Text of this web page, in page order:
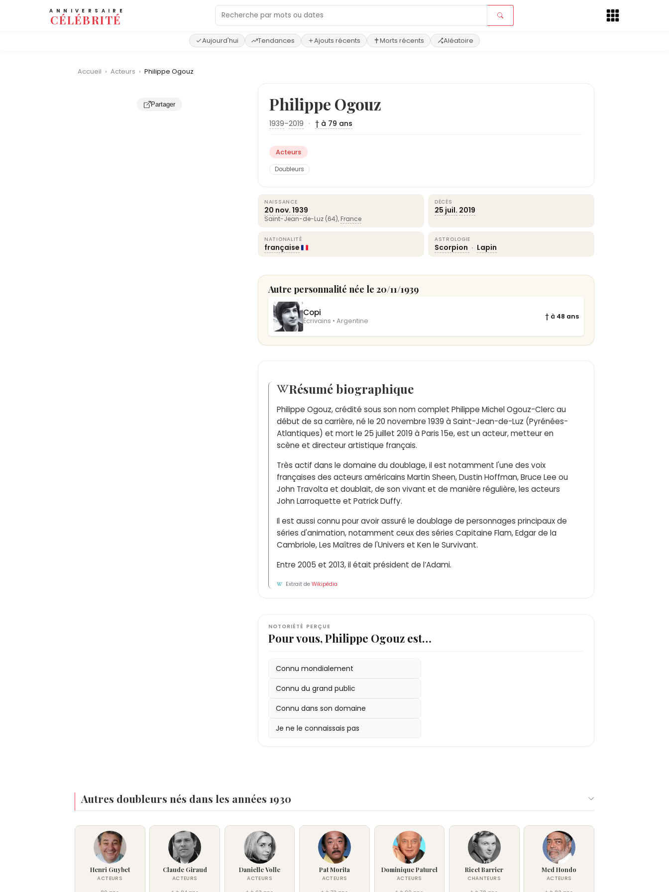
ANNIVERSAIRE
CÉLÉBRITÉ
Aujourd'hui Tendances Ajouts récents Morts récents Aléatoire
Accueil › Acteurs › Philippe Ogouz
Partager Philippe Ogouz
1939–2019 · † à 79 ans
Acteurs
Doubleurs
NAISSANCE
20 nov. 1939
Saint-Jean-de-Luz (64), France
DÉCÈS
25 juil. 2019
NATIONALITÉ
française
ASTROLOGIE
Scorpion · Lapin
Autre personnalité née le 20/11/1939
Copi
Écrivains • Argentine
† à 48 ans
Résumé biographique
Philippe Ogouz, crédité sous son nom complet Philippe Michel Ogouz-Clerc au
début de sa carrière, né le 20 novembre 1939 à Saint-Jean-de-Luz (Pyrénées-
Atlantiques) et mort le 25 juillet 2019 à Paris 15e, est un acteur, metteur en
scène et directeur artistique français.
Très actif dans le domaine du doublage, il est notamment l'une des voix
françaises des acteurs américains Martin Sheen, Dustin Hoffman, Bruce Lee ou
John Travolta et doublait, de son vivant et de manière régulière, les acteurs
John Larroquette et Patrick Duffy.
Il est aussi connu pour avoir assuré le doublage de personnages principaux de
séries d'animation, notamment ceux des séries Capitaine Flam, Edgar de la
Cambriole, Les Maîtres de l'Univers et Ken le Survivant.
Entre 2005 et 2013, il était président de l’Adami.
Extrait deWikipédia
NOTORIÉTÉ PERÇUE
Pour vous, Philippe Ogouz est…
Connu mondialement
Connu du grand public
Connu dans son domaine
Je ne le connaissais pas
Autres doubleurs nés dans les années 1930
Henri Guybet
ACTEURS
Claude Giraud
ACTEURS
Danielle Volle
ACTEURS
Pat Morita
ACTEURS
Dominique Paturel
ACTEURS
Ricet Barrier
CHANTEURS
Med Hondo
ACTEURS